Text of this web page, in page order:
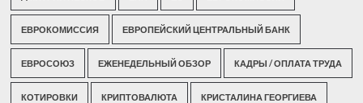
ЕВРОКОМИССИЯ ЕВРОПЕЙСКИЙ ЦЕНТРАЛЬНЫЙ БАНК
ЕВРОСОЮЗ ЕЖЕНЕДЕЛЬНЫЙ ОБЗОР КАДРЫ / ОПЛАТА ТРУДА
КОТИРОВКИ КРИПТОВАЛЮТА КРИСТАЛИНА ГЕОРГИЕВА